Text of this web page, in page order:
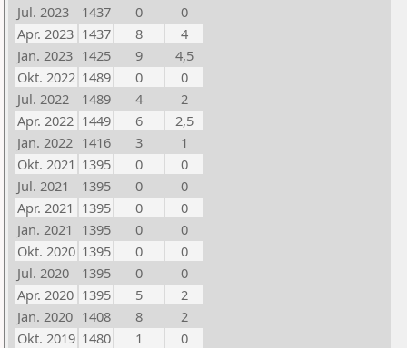
Jul. 2023
1437 0
0
Apr. 2023 1437 8
4
Jan. 2023 1425 9
4,5
Okt. 2022 1489 0
0
Jul. 2022
1489 4
2
Apr. 2022 1449 6
2,5
Jan. 2022 1416 3
1
Okt. 2021 1395 0
0
Jul. 2021
1395 0
0
Apr. 2021 1395 0
0
Jan. 2021
1395 0
0
Okt. 2020 1395 0
0
Jul. 2020
1395 0
0
Apr. 2020 1395 5
2
Jan. 2020 1408 8
2
Okt. 2019 1480 1
0